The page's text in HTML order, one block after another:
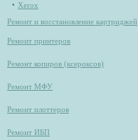
Xerox
Ремонт и восстановление картриджей
Ремонт принтеров
Ремонт копиров (ксероксов)
Ремонт МФУ
Ремонт плоттеров
Ремонт ИБП